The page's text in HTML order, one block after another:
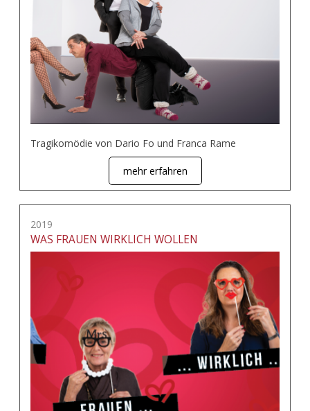
Tragikomödie von Dario Fo und Franca Rame
mehr erfahren
2019
WAS FRAUEN WIRKLICH WOLLEN